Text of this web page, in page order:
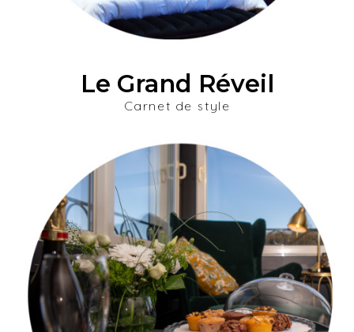
CONTACT
Le Grand Réveil
Carnet de style